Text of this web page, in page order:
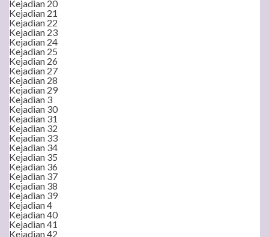
Kejadian 20
Kejadian 21
Kejadian 22
Kejadian 23
Kejadian 24
Kejadian 25
Kejadian 26
Kejadian 27
Kejadian 28
Kejadian 29
Kejadian 3
Kejadian 30
Kejadian 31
Kejadian 32
Kejadian 33
Kejadian 34
Kejadian 35
Kejadian 36
Kejadian 37
Kejadian 38
Kejadian 39
Kejadian 4
Kejadian 40
Kejadian 41
Kejadian 42